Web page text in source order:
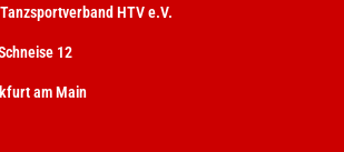
HTV e.V.
12
am Main